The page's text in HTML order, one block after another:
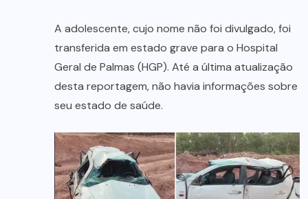
A adolescente, cujo nome não foi divulgado, foi
transferida em estado grave para o Hospital
Geral de Palmas (HGP). Até a última atualização
desta reportagem, não havia informações sobre
seu estado de saúde.